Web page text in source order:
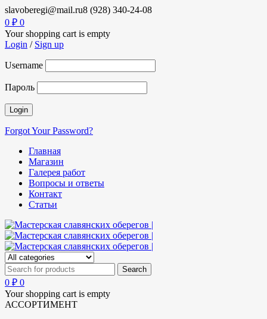
slavoberegi@mail.ru8 (928) 340-24-08
0 ₽ 0
Your shopping cart is empty
Login / Sign up
Username
Пароль
Forgot Your Password?
Главная
Магазин
Галерея работ
Вопросы и ответы
Контакт
Статьи
0 ₽ 0
Your shopping cart is empty
АССОРТИМЕНТ